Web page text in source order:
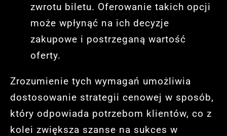
zwrotu biletu. Oferowanie takich opcji
może wpłynąć na ich decyzje
zakupowe i postrzeganą wartość
oferty.
Zrozumienie tych wymagań umożliwia
dostosowanie strategii cenowej w sposób,
który odpowiada potrzebom klientów, co z
kolei zwiększa szanse na sukces w